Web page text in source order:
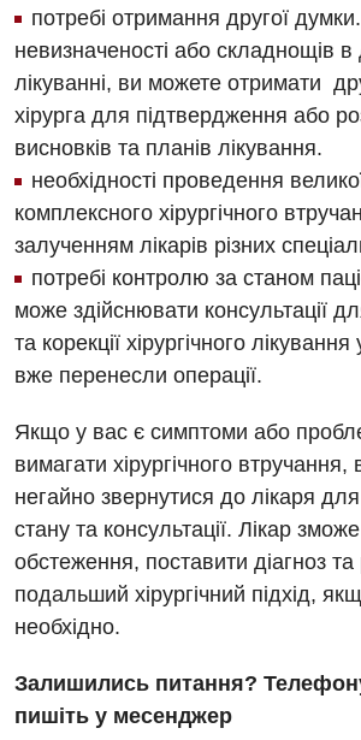
потребі отримання другої
невизначеності або складнощів в
лікуванні, ви можете отримати
хірурга для підтвердження або
висновків та планів лікування.
необхідності проведення
комплексного хірургічного
залученням лікарів різних
потребі контролю за станом
може здійснювати консультації
та корекції хірургічного лікування
вже перенесли операції.
Якщо у вас є симптоми або
вимагати хірургічного
негайно звернутися до лікаря
стану та консультації. Лікар
обстеження, поставити діагноз
подальший хірургічний підхід,
необхідно.
Залишились питання?
пишіть у месенджер